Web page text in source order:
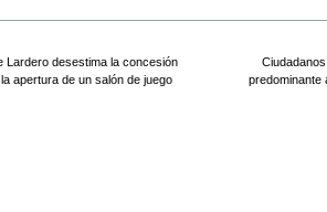
Lardero desestima la concesión
apertura de un salón de juego
predominante